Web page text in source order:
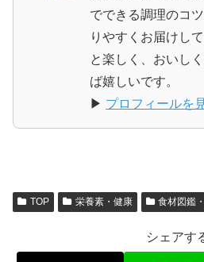
でできる調理のコ
りやすくお届けし
と楽しく、おいし
ば嬉しいです。
▶ プロフィールを
TOP 栄養素・健康 食材図鑑
シェアす